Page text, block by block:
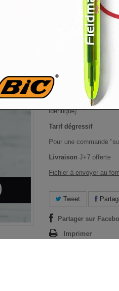
Affiche papier
84.1 cm) livrée
Nouveau
Format A1 (59.4 x 84.1
Vendu à l'unité, par lot
identique)
Tarif dégressif
Pour une commande
Livraison J+7 offerte
Fichier à envoyer au
Tweet
Partager sur
Imprimer